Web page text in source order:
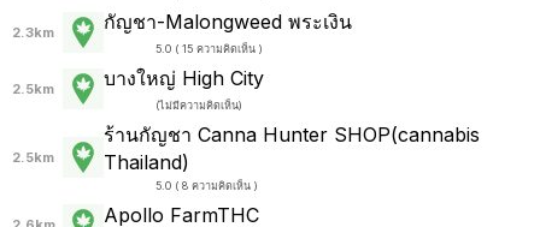
2.3km กัญชา-Malongweed พระเงิน
5.0 ( 15 ความคิดเห็น )
2.5km บางใหญ่ High City
(ไม่มีความคิดเห็น)
2.5km
ร้านกัญชา Canna Hunter SHOP(cannabis
Thailand)
5.0 ( 8 ความคิดเห็น )
Apollo FarmTHC